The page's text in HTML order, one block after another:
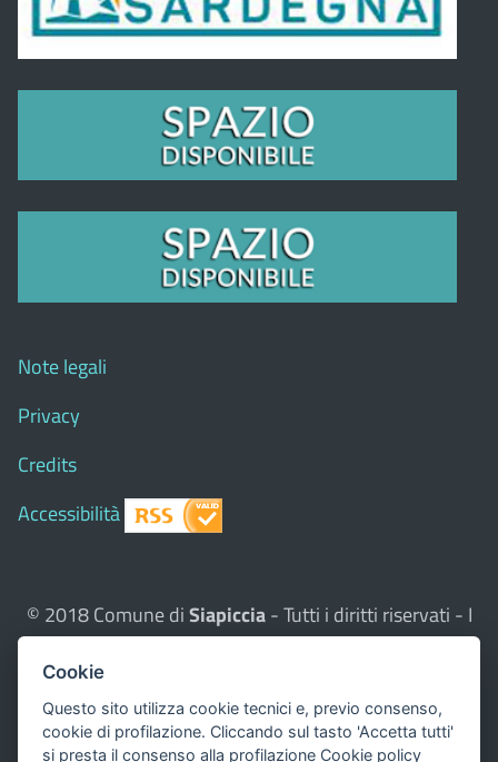
Note legali
Privacy
Credits
Accessibilità
© 2018 Comune diSiapiccia- Tutti i diritti riservati - I
contenuti del sito, testi e immagini sono di proprietà
del Comune - CMS:
Questo sito utilizza, nella versione per UTENTI CON
DISLESSIA,Biancoenero ®, una font italiana ad Alta
Cookie
Questo sito utilizza cookie tecnici e, previo consenso,
cookie di profilazione. Cliccando sul tasto 'Accetta tutti'
si presta il consenso alla profilazione Cookie policy